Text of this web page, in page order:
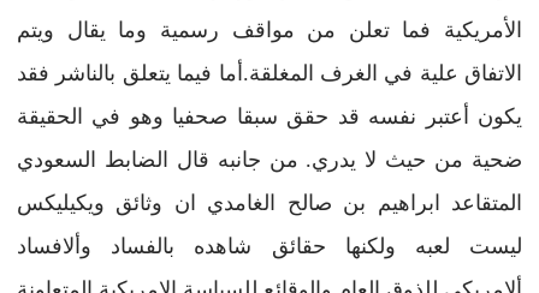
الأمريكية فما تعلن من مواقف رسمية وما يقال ويتم
الاتفاق علية في الغرف المغلقة.أما فيما يتعلق بالناشر فقد
يكون أعتبر نفسه قد حقق سبقا صحفيا وهو في الحقيقة
ضحية من حيث لا يدري. من جانبه قال الضابط السعودي
المتقاعد ابراهيم بن صالح الغامدي ان وثائق ويكيليكس
ليست لعبه ولكنها حقائق شاهده بالفساد وألافساد